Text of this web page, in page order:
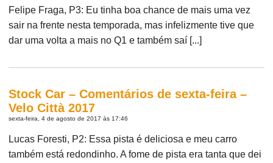
Felipe Fraga, P3: Eu tinha boa chance de mais uma vez
sair na frente nesta temporada, mas infelizmente tive que
dar uma volta a mais no Q1 e também saí [...]
Stock Car – Comentários de sexta-feira –
Velo Città 2017
sexta-feira, 4 de agosto de 2017 às 17:46
Lucas Foresti, P2: Essa pista é deliciosa e meu carro
também está redondinho. A fome de pista era tanta que dei